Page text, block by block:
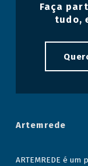
Faça
tudo,
Artemrede
ARTEMREDE é um